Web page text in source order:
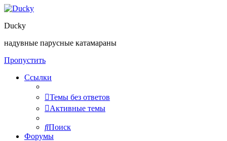
Ducky
надувные парусные катамараны
Пропустить
Ссылки
Темы без ответов
Активные темы
Поиск
Форумы